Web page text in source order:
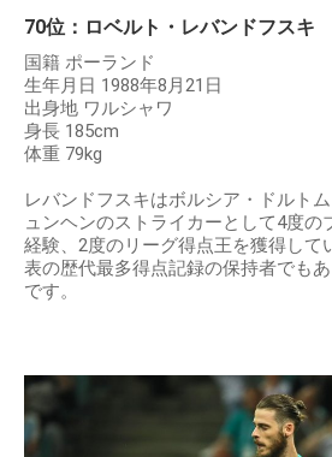
70位：ロベルト・レバンドフスキ
国籍 ポーランド
生年月日 1988年8月21日
出身地 ワルシャワ
身長 185cm
体重 79kg
レバンドフスキはボルシア・ドルト
ュンヘンのストライカーとして4度の
経験、2度のリーグ得点王を獲得して
表の歴代最多得点記録の保持者でも
です。